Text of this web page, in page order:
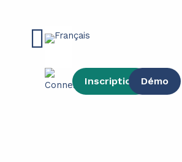
Main
Inscription Démo